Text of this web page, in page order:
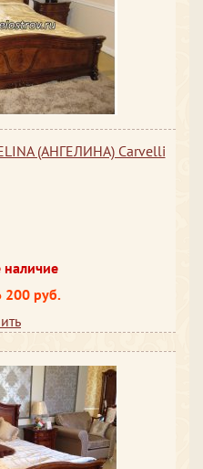
(АНГЕЛИНА) Carvelli
наличие
200 руб.